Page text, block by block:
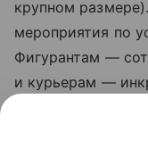
крупном
мероприятия по
Фигурантам —
и курьерам —